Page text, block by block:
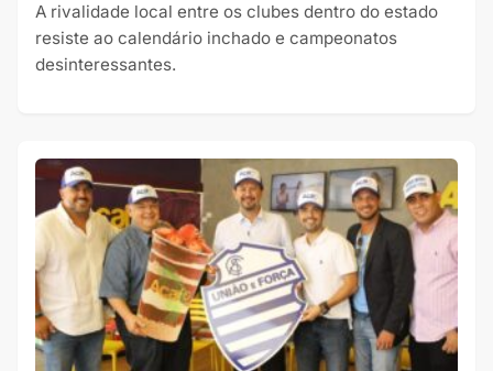
A rivalidade local entre os clubes dentro do estado
resiste ao calendário inchado e campeonatos
desinteressantes.